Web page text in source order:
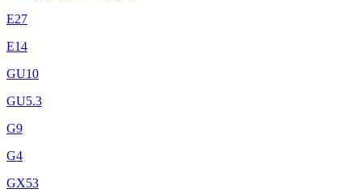
E27
E14
GU10
GU5.3
G9
G4
GX53